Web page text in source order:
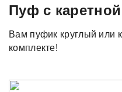
Пуф с
Вам пуфик круглый или
комплекте!